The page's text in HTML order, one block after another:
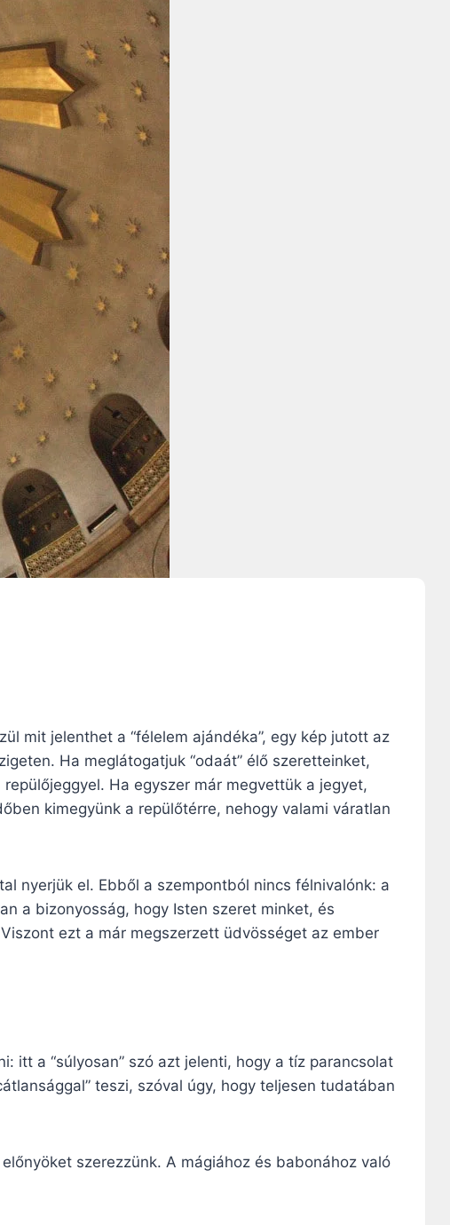
mit jelenthet a “félelem ajándéka”, egy kép jutott az
Ha meglátogatjuk “odaát” élő szeretteinket,
Ha egyszer már megvettük a jegyet,
kimegyünk a repülőtérre, nehogy valami váratlan
nyerjük el. Ebből a szempontból nincs félnivalónk: a
a bizonyosság, hogy Isten szeret minket, és
ezt a már megszerzett üdvösséget az ember
itt a “súlyosan” szó azt jelenti, hogy a tíz parancsolat
teszi, szóval úgy, hogy teljesen tudatában
szerezzünk. A mágiához és babonához való